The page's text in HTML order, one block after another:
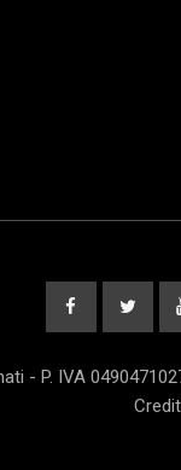
- P. IVA